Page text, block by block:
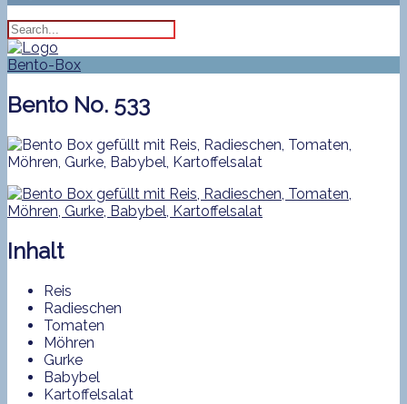
Bento-Box
Bento No. 533
Inhalt
Reis
Radieschen
Tomaten
Möhren
Gurke
Babybel
Kartoffelsalat